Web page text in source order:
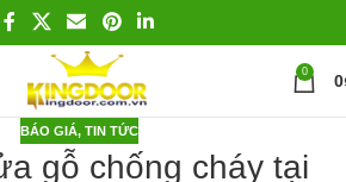
0 0
BÁO GIÁ, TIN TỨC
gỗ chống cháy tại